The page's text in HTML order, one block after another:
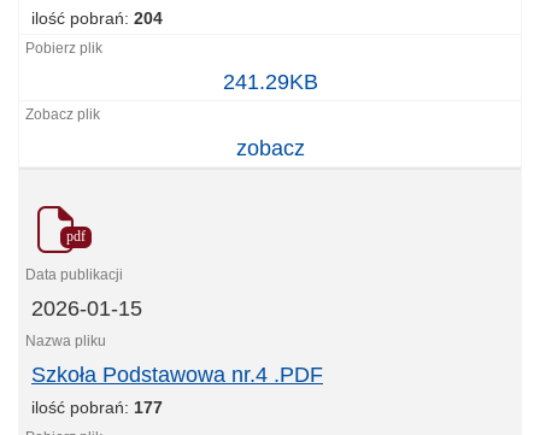
ilość pobrań: 204
Szpitalna.PDF
241.29KB
zobacz
pdf
2026-01-15
Szkoła Podstawowa nr.4 .PDF
ilość pobrań: 177